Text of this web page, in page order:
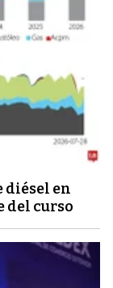
diésel en
del curso